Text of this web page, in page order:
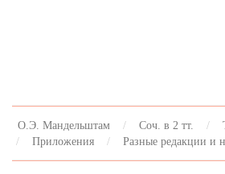
О.Э. Мандельштам Соч. в 2 тт.
Приложения
Разные редакции и